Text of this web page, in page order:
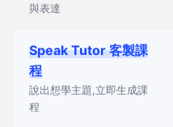
與表達
Speak Tutor 客製課
程
說出想學主題,立即生成課
程